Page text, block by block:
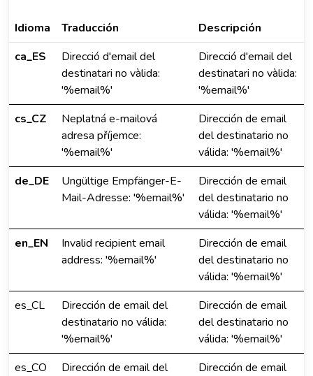
Idioma Traducción
Descripción
ca_ES
Direcció d'email del
destinatari no vàlida:
'%email%'
Direcció d'email del
destinatari no vàlida:
'%email%'
cs_CZ
Neplatná e-mailová
adresa příjemce:
'%email%'
Dirección de email
del destinatario no
válida: '%email%'
de_DE
Ungültige Empfänger-E-
Mail-Adresse: '%email%'
Dirección de email
del destinatario no
válida: '%email%'
en_EN
Invalid recipient email
address: '%email%'
Dirección de email
del destinatario no
válida: '%email%'
es_CL
Dirección de email del
destinatario no válida:
'%email%'
Dirección de email
del destinatario no
válida: '%email%'
es_CO
Dirección de email del
Dirección de email